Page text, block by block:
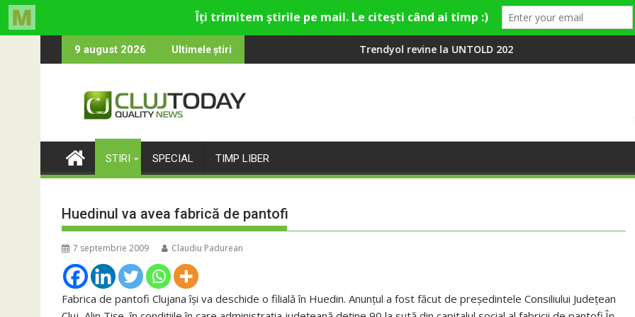
to
9 august 2026 Ultimele știri
catolică din Cluj
care rămân: Almost Still Trendyol revine la UNTOLD 2026: Colecții capsulă lansate cu Gina,
Peste 100 000 de
STIRI SPECIAL TIMP LIBER
Huedinul va avea fabrică de pantofi
7 septembrie 2009 Claudiu Padurean
Fabrica de pantofi Clujana îşi va deschide o filială în Huedin. Anunţul a fost făcut de preşedintele Consiliului Judeţean